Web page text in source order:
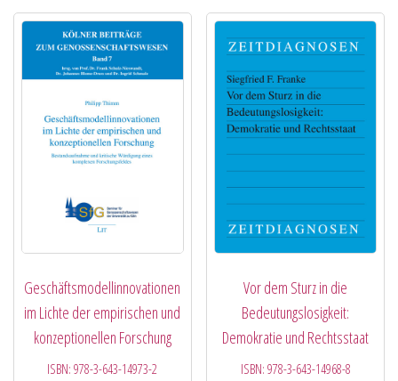
Geschäftsmodellinnovationen
im Lichte der empirischen und
konzeptionellen Forschung
ISBN:978-3-643-14973-2
Vor dem Sturz in die
Bedeutungslosigkeit:
Demokratie und Rechtsstaat
ISBN: 978-3-643-14968-8